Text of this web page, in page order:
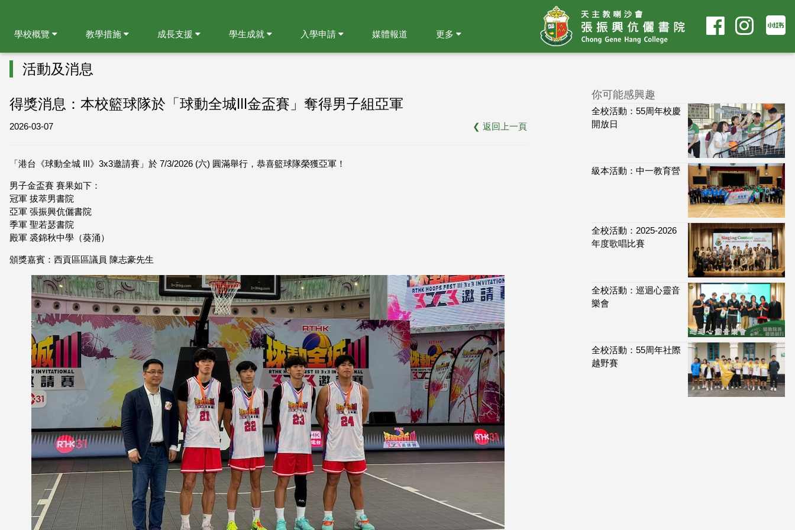
學校概覽 教學措施 成長支援 學生成就 入學申請 媒體報道 更多
活動及消息
得獎消息：本校籃球隊於「球動全城lll金盃賽」奪得男子組亞軍
2026-03-07 ❮ 返回上一頁
「港台《球動全城 III》3x3邀請賽」於 7/3/2026 (六) 圓滿舉行，恭喜籃球隊榮獲亞軍！
男子金盃賽 賽果如下：
冠軍 拔萃男書院
亞軍 張振興伉儷書院
季軍 聖若瑟書院
殿軍 裘錦秋中學（葵涌）
頒獎嘉賓：西貢區區議員 陳志豪先生
你可能感興趣
全校活動：55周年校慶
開放日
級本活動：中一教育營
全校活動：2025-2026
年度歌唱比賽
全校活動：巡迴心靈音
樂會
全校活動：55周年社際
越野賽